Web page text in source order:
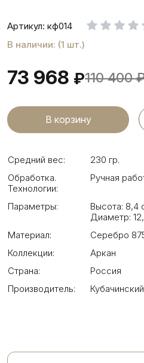
Артикул: кф014
В наличии: (1 шт.)
73 968 ₽110 400
Средний вес:
230 гр.
Обработка.
Технологии:
Ручная
Параметры: Высота: 8,4
Диаметр:
Материал:
Серебро
Коллекции:
Аркан
Страна:
Россия
Производитель: